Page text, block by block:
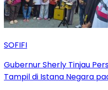
SOFIFI
Gubernur Sherly Tinjau
Tampil di Istana Negara